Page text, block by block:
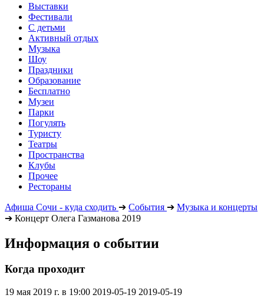
Выставки
Фестивали
С детьми
Активный отдых
Музыка
Шоу
Праздники
Образование
Бесплатно
Музеи
Парки
Погулять
Туристу
Театры
Пространства
Клубы
Прочее
Рестораны
Афиша Сочи - куда сходить ➔ События ➔ Музыка и концерты
➔ Концерт Олега Газманова 2019
Информация о событии
Когда проходит
19 мая 2019 г. в 19:00 2019-05-19 2019-05-19